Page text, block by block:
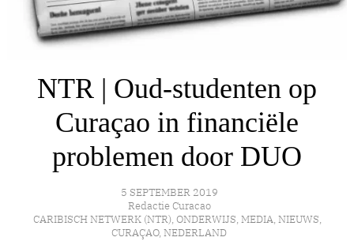
NTR | Oud-studenten op
Curaçao in financiële
problemen door DUO
5 SEPTEMBER 2019
Redactie Curacao
CARIBISCH NETWERK (NTR), ONDERWIJS, MEDIA, NIEUWS,
CURAÇAO, NEDERLAND